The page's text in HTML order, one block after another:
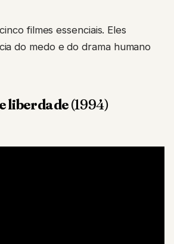
filmes essenciais. Eles
do medo e do drama humano
liberdade(1994)